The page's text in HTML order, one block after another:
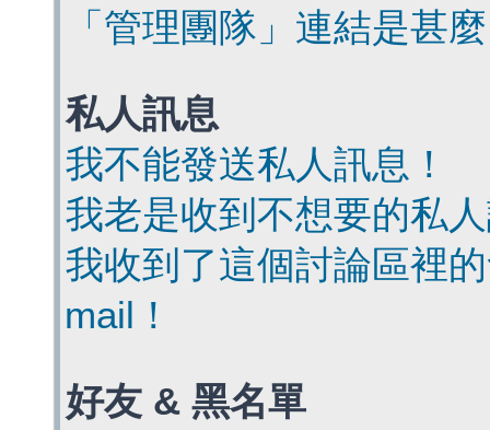
「管理團隊」連結是甚
私人訊息
我不能發送私人訊息！
我老是收到不想要的私
我收到了這個討論區裡
mail！
好友 & 黑名單